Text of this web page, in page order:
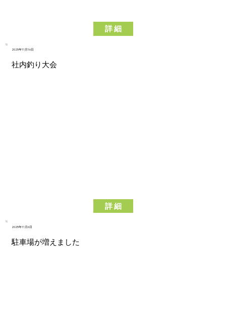
詳 細
2025年11月16日
社内釣り大会
詳 細
2025年11月6日
駐車場が増えました